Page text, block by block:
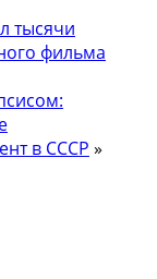
тысячи
фильма
в СССР »